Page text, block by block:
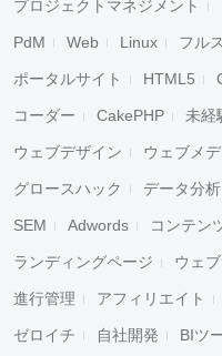
プロジェクトマネジメント
PdM Web Linux フル
ポータルサイト HTML5
コーダー CakePHP 未経
ウェブデザイン ウェブメ
グロースハック データ分析
SEM Adwords コンテン
ランディングページ ウェ
進行管理 アフィリエイト
ゼロイチ 自社開発 BIツ